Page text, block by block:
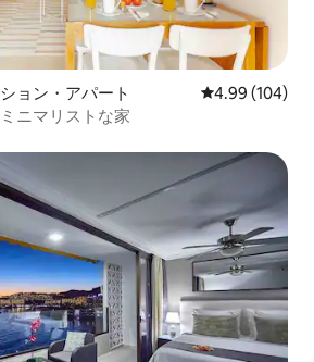
ョン・アパート レビュー104
4.99 (104)
ニマリストな家